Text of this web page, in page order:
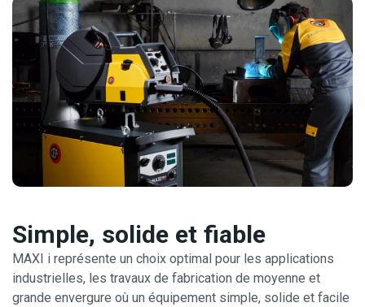
Simple, solide et fiable
MAXI i représente un choix optimal pour les applications
industrielles, les travaux de fabrication de moyenne et
grande envergure où un équipement simple, solide et facile